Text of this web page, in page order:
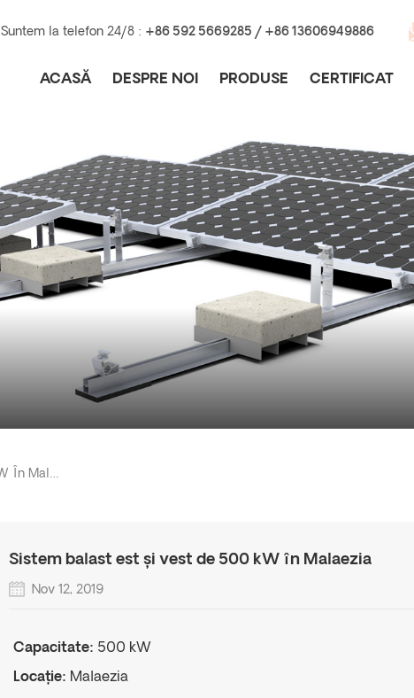
Suntem la telefon 24/8 : +86 592 5669285 / +86 13606949886
ACASĂ DESPRE NOI PRODUSE CERTIFICAT
Sistem Balast Est Și Vest De 500 KW În Malaezia
Sistem balast est și vest de 500 kW în Malaezia
Nov 12, 2019
Capacitate: 500 kW
Locație: Malaezia